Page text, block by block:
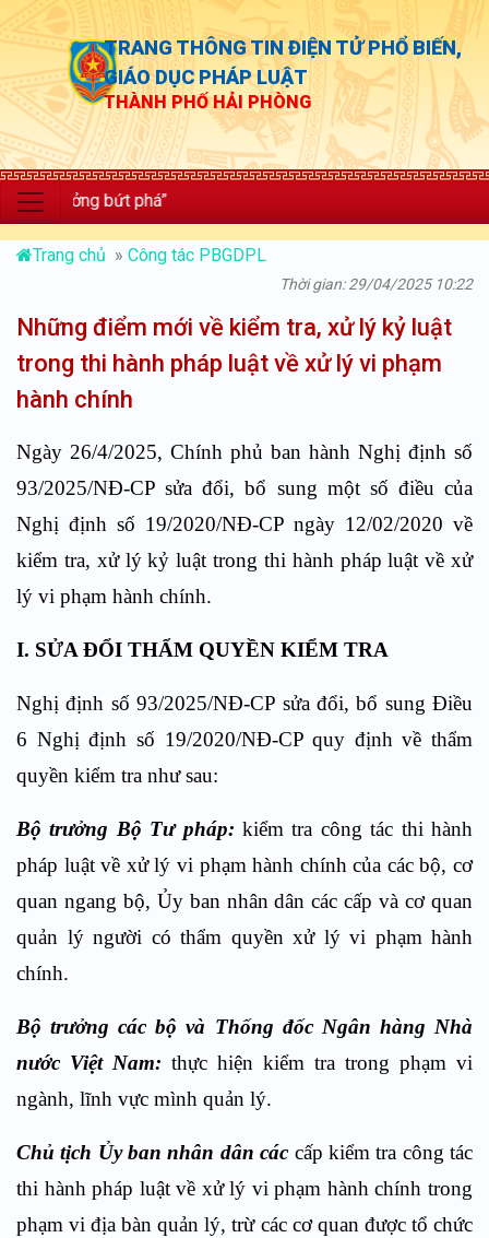
TRANG THÔNG TIN ĐIỆN TỬ PHỔ BIẾN,
GIÁO DỤC PHÁP LUẬT
THÀNH PHỐ HẢI PHÒNG
bứt phá”
Trang chủ » Công tác PBGDPL
Thời gian: 29/04/2025 10:22
Những điểm mới về kiểm tra, xử lý kỷ luật
trong thi hành pháp luật về xử lý vi phạm
hành chính
Ngày 26/4/2025, Chính phủ ban hành Nghị định số
93/2025/NĐ-CP sửa đổi, bổ sung một số điều của
Nghị định số 19/2020/NĐ-CP ngày 12/02/2020 về
kiểm tra, xử lý kỷ luật trong thi hành pháp luật về xử
lý vi phạm hành chính.
I. SỬA ĐỔI THẨM QUYỀN KIỂM TRA
Nghị định số 93/2025/NĐ-CP sửa đổi, bổ sung Điều
6 Nghị định số 19/2020/NĐ-CP quy định về thẩm
quyền kiểm tra như sau:
Bộ trưởng Bộ Tư pháp: kiểm tra công tác thi hành
pháp luật về xử lý vi phạm hành chính của các bộ, cơ
quan ngang bộ, Ủy ban nhân dân các cấp và cơ quan
quản lý người có thẩm quyền xử lý vi phạm hành
chính.
Bộ trưởng các bộ và Thống đốc Ngân hàng Nhà
nước Việt Nam: thực hiện kiểm tra trong phạm vi
ngành, lĩnh vực mình quản lý.​
Chủ tịch Ủy ban nhân dân các cấp kiểm tra công tác
thi hành pháp luật về xử lý vi phạm hành chính trong
phạm vi địa bàn quản lý, trừ các cơ quan được tổ chức